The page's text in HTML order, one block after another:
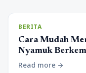
BERITA
Cara Mudah
Nyamuk
Read more arrow_forward